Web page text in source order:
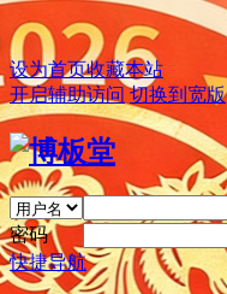
设为首页收藏本站
开启辅助访问 切换到宽版
密码
快捷导航